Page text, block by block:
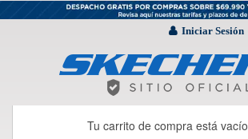
Iniciar Sesión
Tu carrito de compra está vacío